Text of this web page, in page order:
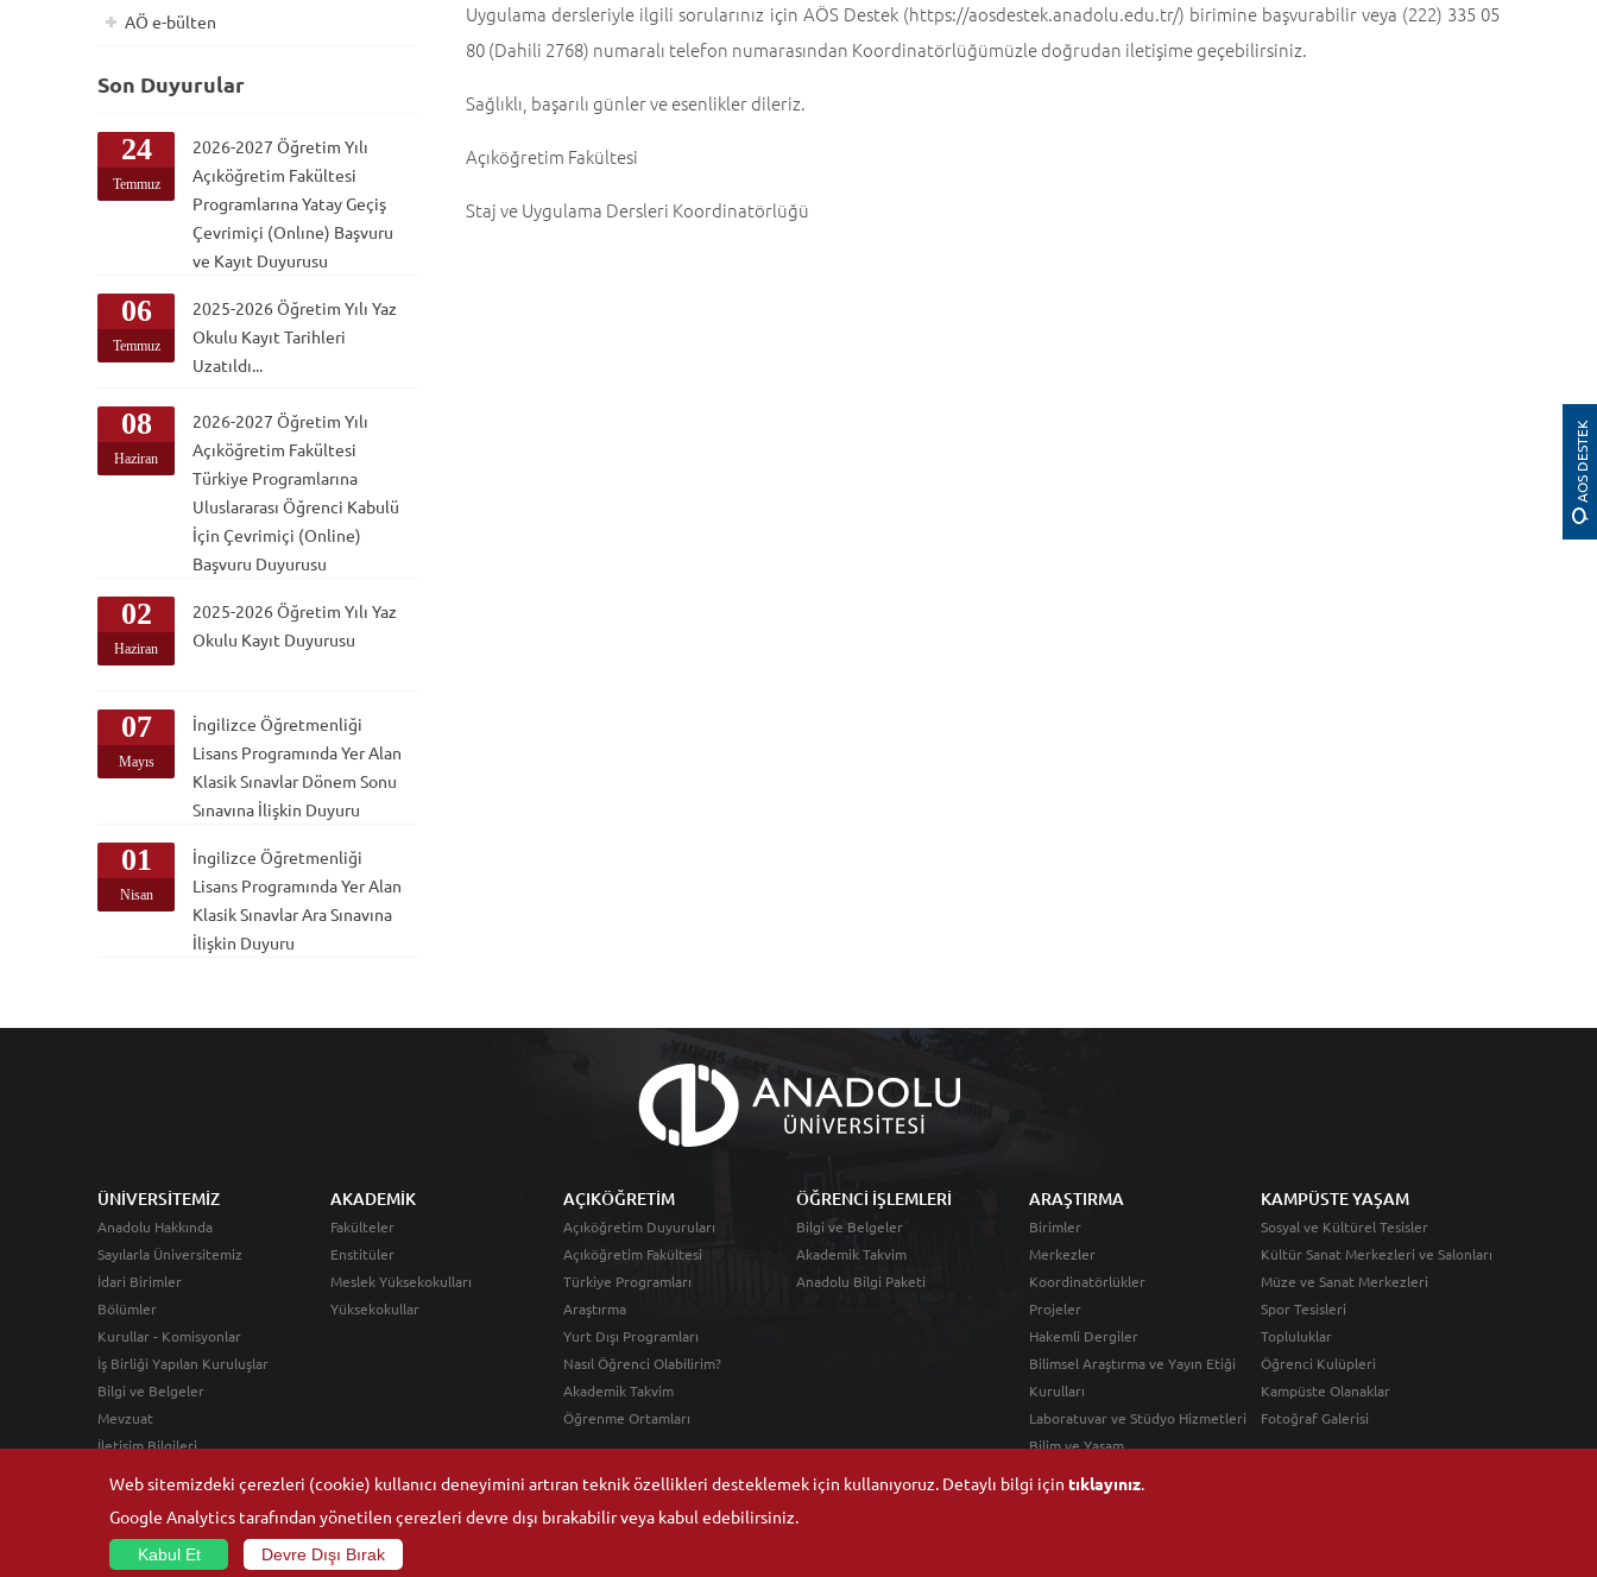
AOS DESTEK
Uygulama dersleriyle ilgili sorularınız için AÖS Destek (https://aosdestek.anadolu.edu.tr/) birimine başvurabilir veya (222) 335 05
80 (Dahili 2768) numaralı telefon numarasından Koordinatörlüğümüzle doğrudan iletişime geçebilirsiniz.
Sağlıklı, başarılı günler ve esenlikler dileriz.
Açıköğretim Fakültesi
Staj ve Uygulama Dersleri Koordinatörlüğü
AÖ e-bülten
Son Duyurular
24
Temmuz
2026-2027 Öğretim Yılı
Açıköğretim Fakültesi
Programlarına Yatay Geçiş
Çevrimiçi (Onlıne) Başvuru
ve Kayıt Duyurusu
06
Temmuz
2025-2026 Öğretim Yılı Yaz
Okulu Kayıt Tarihleri
Uzatıldı...
08
Haziran
2026-2027 Öğretim Yılı
Açıköğretim Fakültesi
Türkiye Programlarına
Uluslararası Öğrenci Kabulü
İçin Çevrimiçi (Online)
Başvuru Duyurusu
02
Haziran
2025-2026 Öğretim Yılı Yaz
Okulu Kayıt Duyurusu
07
Mayıs
İngilizce Öğretmenliği
Lisans Programında Yer Alan
Klasik Sınavlar Dönem Sonu
Sınavına İlişkin Duyuru
01
Nisan
İngilizce Öğretmenliği
Lisans Programında Yer Alan
Klasik Sınavlar Ara Sınavına
İlişkin Duyuru
Web sitemizdeki çerezleri (cookie) kullanıcı deneyimini artıran teknik özellikleri desteklemek için kullanıyoruz. Detaylı bilgi için tıklayınız.
Google Analytics tarafından yönetilen çerezleri devre dışı bırakabilir veya kabul edebilirsiniz.
Kabul Et Devre Dışı Bırak
ÜNİVERSİTEMİZ
Anadolu Hakkında
Sayılarla Üniversitemiz
İdari Birimler
Bölümler
Kurullar - Komisyonlar
İş Birliği Yapılan Kuruluşlar
Bilgi ve Belgeler
Mevzuat
İletişim Bilgileri
AKADEMİK
Fakülteler
Enstitüler
Meslek Yüksekokulları
Yüksekokullar
AÇIKÖĞRETİM
Açıköğretim Duyuruları
Açıköğretim Fakültesi
Türkiye Programları
Araştırma
Yurt Dışı Programları
Nasıl Öğrenci Olabilirim?
Akademik Takvim
Öğrenme Ortamları
ÖĞRENCİ İŞLEMLERİ
Bilgi ve Belgeler
Akademik Takvim
Anadolu Bilgi Paketi
ARAŞTIRMA
Birimler
Merkezler
Koordinatörlükler
Projeler
Hakemli Dergiler
Bilimsel Araştırma ve Yayın Etiği
Kurulları
Laboratuvar ve Stüdyo Hizmetleri
Bilim ve Yaşam
KAMPÜSTE YAŞAM
Sosyal ve Kültürel Tesisler
Kültür Sanat Merkezleri ve Salonları
Müze ve Sanat Merkezleri
Spor Tesisleri
Topluluklar
Öğrenci Kulüpleri
Kampüste Olanaklar
Fotoğraf Galerisi
© 2026Anadolu Üniversitesi- Tüm hakları saklıdır.